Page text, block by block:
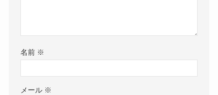
名前 ※
メール ※